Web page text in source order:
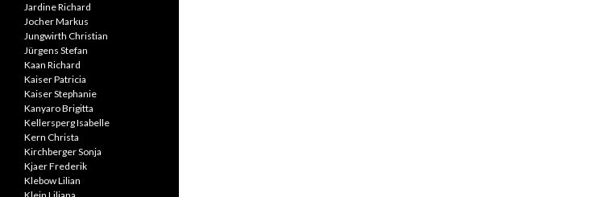
Jardine Richard
Jocher Markus
Jungwirth Christian
Jürgens Stefan
Kaan Richard
Kaiser Patricia
Kaiser Stephanie
Kanyaro Brigitta
Kellersperg Isabelle
Kern Christa
Kirchberger Sonja
Kjaer Frederik
Klebow Lilian